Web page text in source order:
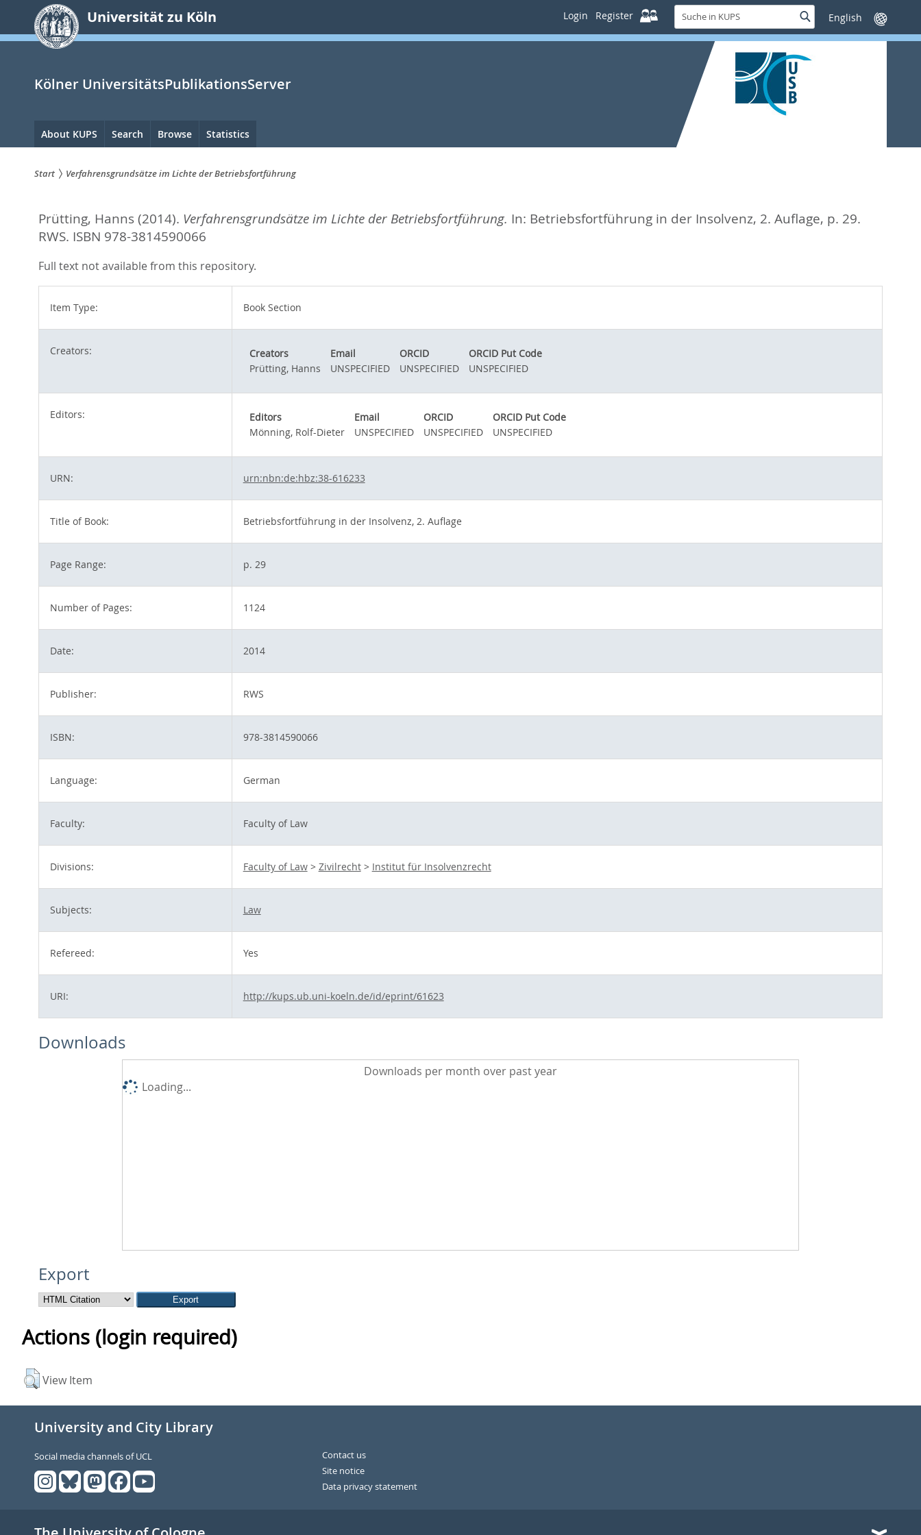
springen
Universität zu Köln Login Register
Suche
in
KUPS
SucheSprache
wechseln
Kölner UniversitätsPublikationsServer
Hauptnavigation
About KUPS Search Browse Statistics
sind
hier:
Start Verfahrensgrundsätze im Lichte der Betriebsfortführung
Prütting, Hanns (2014). Verfahrensgrundsätze im Lichte der Betriebsfortführung. In: Betriebsfortführung in der Insolvenz, 2. Auflage, p. 29.
RWS. ISBN 978-3814590066
Full text not available from this repository.
Item Type: Book Section
Creators: Creators Email ORCID
ORCID Put Code
Prütting, Hanns
UNSPECIFIED UNSPECIFIED UNSPECIFIED
Editors: Editors Email ORCID
ORCID Put Code
Mönning, Rolf-Dieter
UNSPECIFIED UNSPECIFIED UNSPECIFIED
URN: urn:nbn:de:hbz:38-616233
Title of Book: Betriebsfortführung in der Insolvenz, 2. Auflage
Page Range: p. 29
Number of Pages: 1124
Date: 2014
Publisher: RWS
ISBN: 978-3814590066
Language: German
Faculty: Faculty of Law
Divisions: Faculty of Law> Zivilrecht> Institut für Insolvenzrecht
Subjects: Law
Refereed: Yes
URI: http://kups.ub.uni-koeln.de/id/eprint/61623
Downloads
Downloads per month over past year
Loading...
Export
Actions (login required)
View Item
University and City Library
Social media channels of UCL
Contact us
Site notice
Data privacy statement